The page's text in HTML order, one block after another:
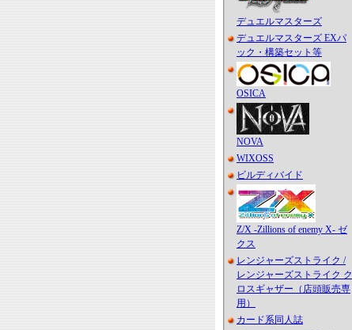
デュエルマスターズ
デュエルマスターズ EXパ
ック・構築セット等
OSICA
NOVA
WIXOSS
ビルディバイド
Z/X -Zillions of enemy X- ゼ
クス
レンジャーズストライク /
レンジャーズストライク ク
ロスギャザー（店頭販売専
用）
カード系同人誌